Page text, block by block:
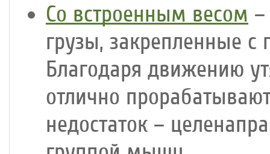
Со встроенным весом
грузы, закрепленные
Благодаря движению
отлично
недостаток –